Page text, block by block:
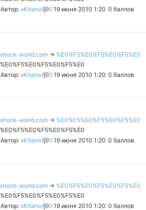
Автор: xKitano 0 19 июня 2010 1:20 0 баллов
shock-world.com → %E0%F5%E0%F5%E0%F5%E0
%E0%F5%E0%F5%E0%F5%E0
Автор: xKitano 0 19 июня 2010 1:20 0 баллов
shock-world.com → %E0%F5%E0%F5%E0%F5%E0
%E0%F5%E0%F5%E0%F5%E0
Автор: xKitano 0 19 июня 2010 1:20 0 баллов
shock-world.com → %E0%F5%E0%F5%E0%F5%E0
%E0%F5%E0%F5%E0%F5%E0
Автор: xKitano 0 19 июня 2010 1:20 0 баллов